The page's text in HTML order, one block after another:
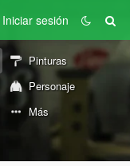
Iniciar sesión
Pinturas
Personaje
Más